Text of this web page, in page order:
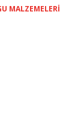
MALZEMELERI